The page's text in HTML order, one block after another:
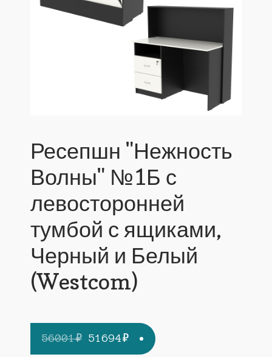
Ресепшн "Нежность
Волны" №1Б с
левосторонней
тумбой с ящиками,
Черный и Белый
(Westcom)
56001₽ Первоначальная
51694₽Текущая